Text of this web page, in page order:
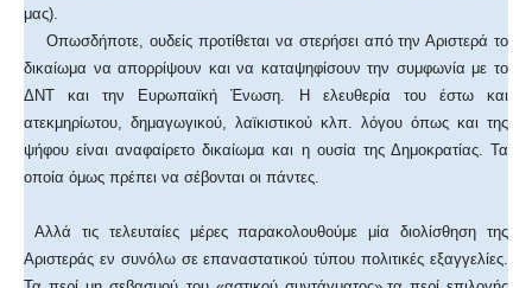
μας).
Οπωσδήποτε, ουδείς προτίθεται να στερήσει από την Αριστερά το
δικαίωμα να απορρίψουν και να καταψηφίσουν την συμφωνία με το
ΔΝΤ και την Ευρωπαϊκή Ένωση. Η ελευθερία του έστω και
ατεκμηρίωτου, δημαγωγικού, λαϊκιστικού κλπ. λόγου όπως και της
ψήφου είναι αναφαίρετο δικαίωμα και η ουσία της Δημοκρατίας. Τα
οποία όμως πρέπει να σέβονται οι πάντες.
Αλλά τις τελευταίες μέρες παρακολουθούμε μία διολίσθηση της
Αριστεράς εν συνόλω σε επαναστατικού τύπου πολιτικές εξαγγελίες.